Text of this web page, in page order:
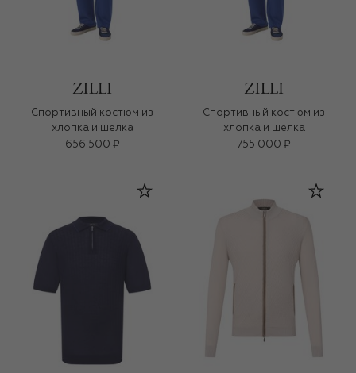
Спортивный костюм из
хлопка и шелка
656 500 ₽
Спортивный костюм из
хлопка и шелка
755 000 ₽